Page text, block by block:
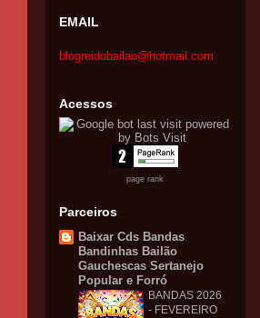
EMAIL
blogreidobailao@hotmail.com
Acessos
page rank
Parceiros
Baixar Cds Bandas
Bandinhas Bailão
Gauchescas Sertanejo
Popular e Forró
BANDAS 2026
- FEVEREIRO